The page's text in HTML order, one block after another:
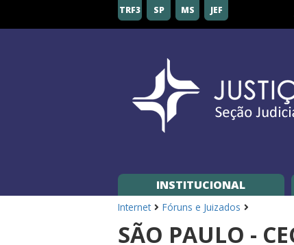
de
TRF3 SP MS JEF
INSTITUCIONAL
Internet Fóruns e Juizados
SÃO PAULO -